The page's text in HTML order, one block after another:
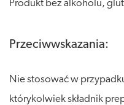
Produkt bez alkoholu,
Przeciwwskazania:
Nie stosować w
którykolwiek składnik